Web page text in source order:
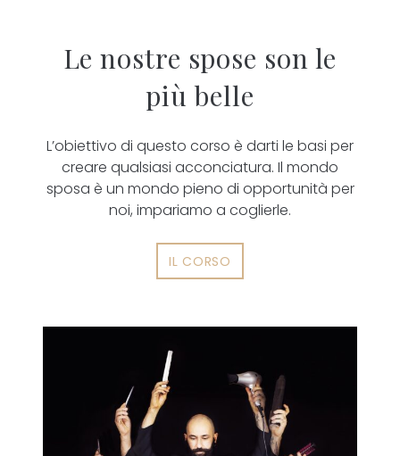
Le nostre spose son le
più belle
L’obiettivo di questo corso è darti le basi per
creare qualsiasi acconciatura. Il mondo
sposa è un mondo pieno di opportunità per
noi, impariamo a coglierle.
IL CORSO